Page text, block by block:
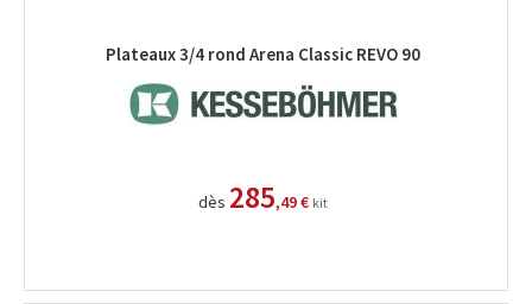
Plateaux 3/4 rond Arena Classic REVO 90
dès 285,49 € kit